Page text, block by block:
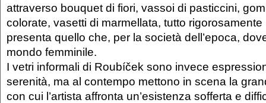
attraverso bouquet di fiori, vassoi di pasticcini,
colorate, vasetti di marmellata, tutto
presenta quello che, per la società dell’epoca,
mondo femminile.
I vetri informali di Roubíček sono invece
serenità, ma al contempo mettono in scena la
con cui l’artista affronta un’esistenza sofferta e